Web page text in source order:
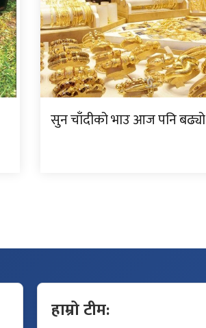
सुन चाँदीको भाउ आज पनि बढ्यो
हाम्रो टीम: